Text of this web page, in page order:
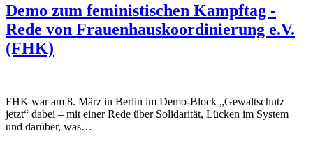
Demo zum feministischen Kampftag -
Rede von Frauenhauskoordinierung e.V.
(FHK)
FHK war am 8. März in Berlin im Demo-Block „Gewaltschutz
jetzt“ dabei – mit einer Rede über Solidarität, Lücken im System
und darüber, was…